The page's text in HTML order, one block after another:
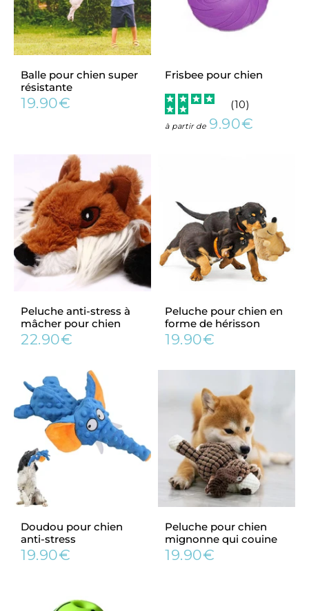
Balle pour chien super
résistante
Prix
19.90€
Frisbee pour chien
(10)
à partir de Prix
9.90€
Peluche anti-stress à
mâcher pour chien
Prix
22.90€
Peluche pour chien en
forme de hérisson
Prix
19.90€
Doudou pour chien
anti-stress
Prix
19.90€
Peluche pour chien
mignonne qui couine
Prix
19.90€